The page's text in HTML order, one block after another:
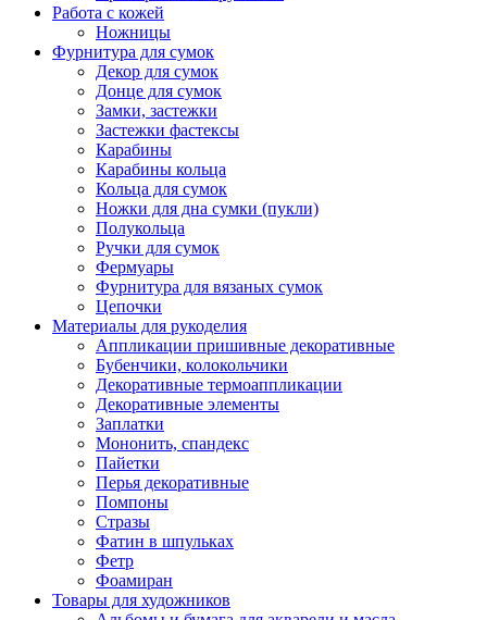
Работа с кожей
Ножницы
Фурнитура для сумок
Декор для сумок
Донце для сумок
Замки, застежки
Застежки фастексы
Карабины
Карабины кольца
Кольца для сумок
Ножки для дна сумки (пукли)
Полукольца
Ручки для сумок
Фермуары
Фурнитура для вязаных сумок
Цепочки
Материалы для рукоделия
Аппликации пришивные декоративные
Бубенчики, колокольчики
Декоративные термоаппликации
Декоративные элементы
Заплатки
Мононить, спандекс
Пайетки
Перья декоративные
Помпоны
Стразы
Фатин в шпульках
Фетр
Фоамиран
Товары для художников